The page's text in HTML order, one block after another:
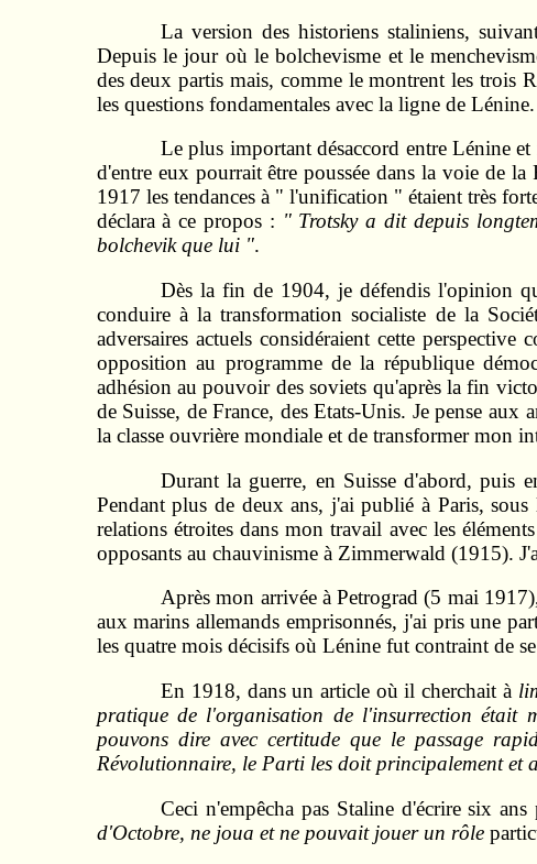
La version des historiens staliniens,
Depuis le jour où le bolchevisme et le
des deux partis mais, comme le montrent les trois
les questions fondamentales avec la ligne de Lénine.
Le plus important désaccord entre Lénine
d'entre eux pourrait être poussée dans la voie de
1917 les tendances à " l'unification " étaient très
déclara à ce propos : " Trotsky a dit depuis
bolchevik que lui ".
Dès la fin de 1904, je défendis l'opinion
conduire à la transformation socialiste de la
adversaires actuels considéraient cette
opposition au programme de la république
adhésion au pouvoir des soviets qu'après la fin
de Suisse, de France, des Etats-Unis. Je pense
la classe ouvrière mondiale et de transformer mon
Durant la guerre, en Suisse d'abord, puis
Pendant plus de deux ans, j'ai publié à Paris,
relations étroites dans mon travail avec les
opposants au chauvinisme à Zimmerwald (1915).
Après mon arrivée à Petrograd (5 mai
aux marins allemands emprisonnés, j'ai pris une
les quatre mois décisifs où Lénine fut contraint de
En 1918, dans un article où il cherchait à
pratique de l'organisation de l'insurrection était
pouvons dire avec certitude que le passage
Révolutionnaire, le Parti les doit principalement et
Ceci n'empêcha pas Staline d'écrire six
d'Octobre, ne joua et ne pouvait jouer un rôle